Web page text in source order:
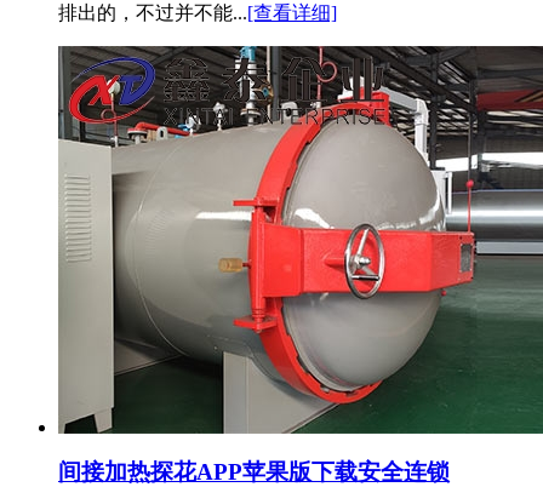
排出的，不过并不能...[查看详细]
间接加热探花APP苹果版下载安全连锁